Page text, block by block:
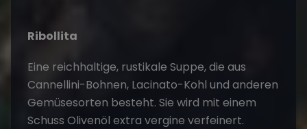
Ribollita
Eine reichhaltige, rustikale Suppe, die aus
Cannellini-Bohnen, Lacinato-Kohl und anderen
Gemüsesorten besteht. Sie wird mit einem
Schuss Olivenöl extra vergine verfeinert.